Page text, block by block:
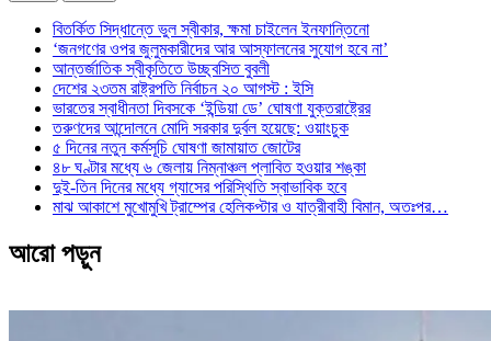
বিতর্কিত সিদ্ধান্তে ভুল স্বীকার, ক্ষমা চাইলেন ইনফান্তিনো
‘জনগণের ওপর জুলুমকারীদের আর আস্ফালনের সুযোগ হবে না’
আন্তর্জাতিক স্বীকৃতিতে উচ্ছ্বসিত বুবলী
দেশের ২৩তম রাষ্ট্রপতি নির্বাচন ২০ আগস্ট : ইসি
ভারতের স্বাধীনতা দিবসকে ‘ইন্ডিয়া ডে’ ঘোষণা যুক্তরাষ্ট্রের
তরুণদের আন্দোলনে মোদি সরকার দুর্বল হয়েছে: ওয়াংচুক
৫ দিনের নতুন কর্মসূচি ঘোষণা জামায়াত জোটের
৪৮ ঘণ্টার মধ্যে ৬ জেলায় নিম্নাঞ্চল প্লাবিত হওয়ার শঙ্কা
দুই-তিন দিনের মধ্যে গ্যাসের পরিস্থিতি স্বাভাবিক হবে
মাঝ আকাশে মুখোমুখি ট্রাম্পের হেলিকপ্টার ও যাত্রীবাহী বিমান, অতঃপর…
আরো পড়ুন